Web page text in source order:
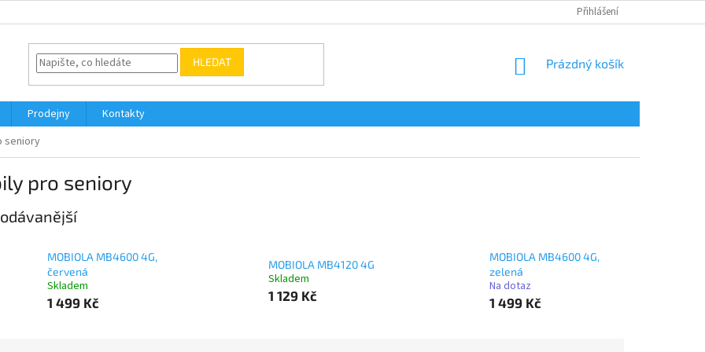
Přihlášení
HLEDAT
NÁKUPNÍ
Prázdný košík
Prodejny
Kontakty
seniory
pro seniory
MOBIOLA MB4600 4G,
červená
Skladem
1 499 Kč
MOBIOLA MB4120 4G
Skladem
1 129 Kč
MOBIOLA MB4600 4G,
zelená
Na dotaz
1 499 Kč